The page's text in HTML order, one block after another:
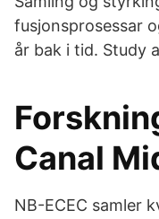
fusjonsprosessar
år bak i tid. Study
Canal
NB-ECEC samler